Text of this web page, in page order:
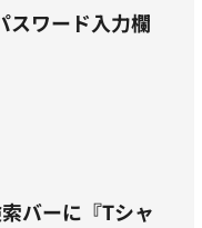
ワード入力欄
バーに『Tシャ